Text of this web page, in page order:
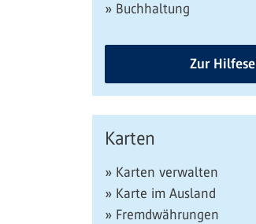
» Buchhaltung
Zur
Karten
» Karten verwalten
» Karte im Ausland
» Fremdwährungen